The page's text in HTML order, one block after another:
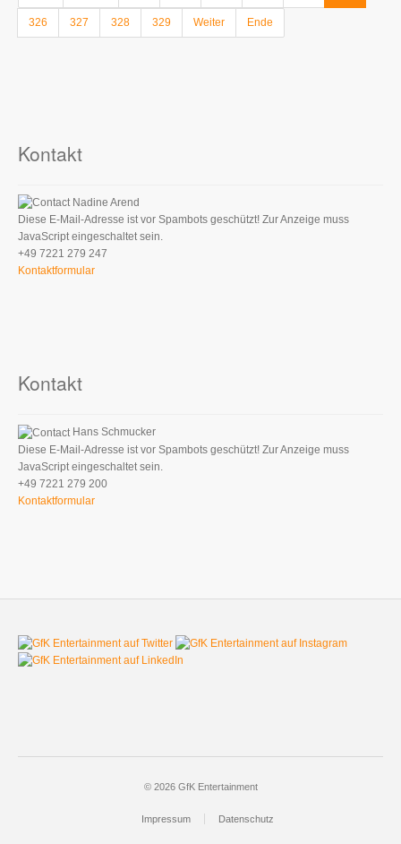
326 327 328 329 Weiter Ende
Kontakt
Nadine Arend
Diese E-Mail-Adresse ist vor Spambots geschützt! Zur Anzeige muss
JavaScript eingeschaltet sein.
+49 7221 279 247
Kontaktformular
Kontakt
Hans Schmucker
Diese E-Mail-Adresse ist vor Spambots geschützt! Zur Anzeige muss
JavaScript eingeschaltet sein.
+49 7221 279 200
Kontaktformular
© 2026 GfK Entertainment
Impressum Datenschutz